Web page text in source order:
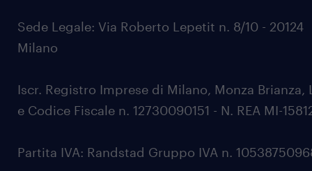
Sede Legale: Via Roberto Lepetit n. 8/10 - 20124
Milano
Iscr. Registro Imprese di Milano, Monza Brianza,
e Codice Fiscale n. 12730090151 - N. REA MI-
Partita IVA: Randstad Gruppo IVA n.